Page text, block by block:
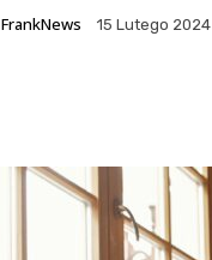
FrankNews 15 Lutego 2024